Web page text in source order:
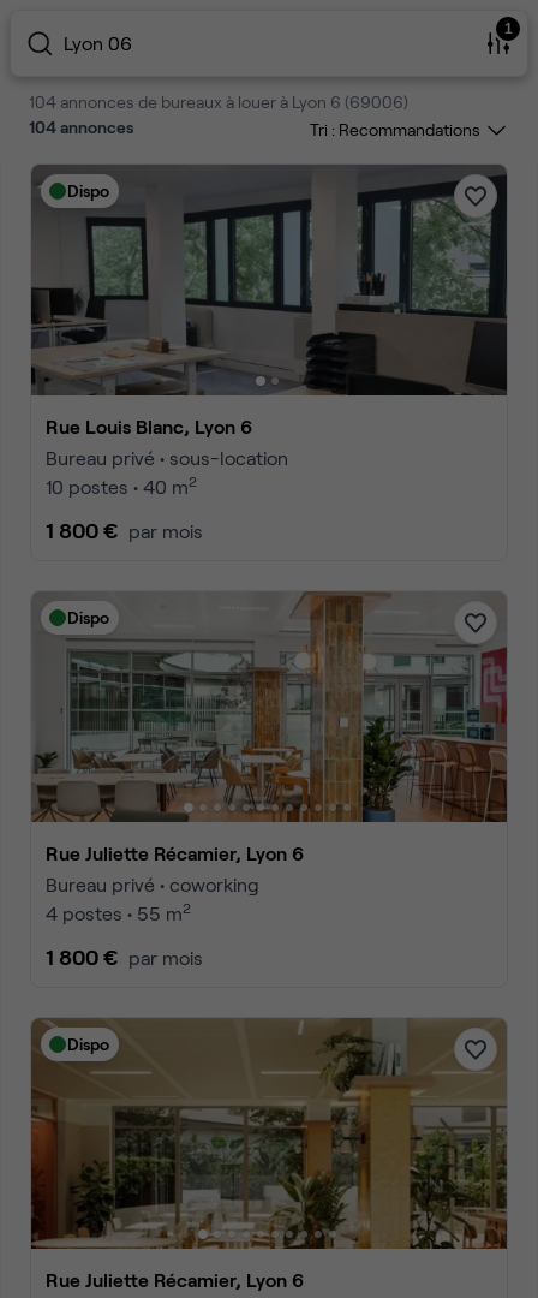
Lyon 06
1
104 annonces de bureaux à louer à Lyon 6 (69006)
104annonces Tri :
Dispo
Rue Louis Blanc, Lyon 6
Bureau privé • sous-location
10 postes • 40 m2
1 800 € par mois
Dispo
Rue Juliette Récamier, Lyon 6
Bureau privé • coworking
4 postes • 55 m2
1 800 € par mois
Dispo
Rue Juliette Récamier, Lyon 6